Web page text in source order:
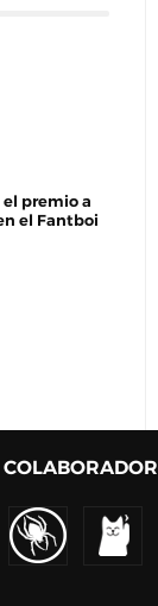
el premio a
el Fantboi